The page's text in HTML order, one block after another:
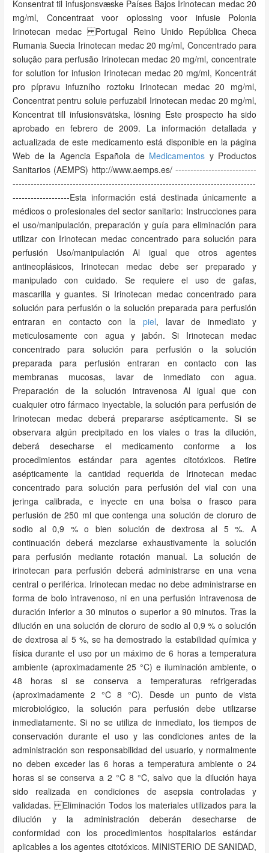
Konsentrat til infusjonsvæske Países Bajos Irinotecan medac 20
mg/ml, Concentraat voor oplossing voor infusie Polonia
Irinotecan medac Portugal Reino Unido República Checa
Rumania Suecia Irinotecan medac 20 mg/ml, Concentrado para
solução para perfusão Irinotecan medac 20 mg/ml, concentrate
for solution for infusion Irinotecan medac 20 mg/ml, Koncentrát
pro pípravu infuzního roztoku Irinotecan medac 20 mg/ml,
Concentrat pentru soluie perfuzabil Irinotecan medac 20 mg/ml,
Koncentrat till infusionsvätska, lösning Este prospecto ha sido
aprobado en febrero de 2009. La información detallada y
actualizada de este medicamento está disponible en la página
Web de la Agencia Española de Medicamentos y Productos
Sanitarios (AEMPS) http://www.aemps.es/ ---------------------------
---------------------------------------------------------------------------------
-------------------Esta información está destinada únicamente a
médicos o profesionales del sector sanitario: Instrucciones para
el uso/manipulación, preparación y guía para eliminación para
utilizar con Irinotecan medac concentrado para solución para
perfusión Uso/manipulación Al igual que otros agentes
antineoplásicos, Irinotecan medac debe ser preparado y
manipulado con cuidado. Se requiere el uso de gafas,
mascarilla y guantes. Si Irinotecan medac concentrado para
solución para perfusión o la solución preparada para perfusión
entraran en contacto con la piel, lavar de inmediato y
meticulosamente con agua y jabón. Si Irinotecan medac
concentrado para solución para perfusión o la solución
preparada para perfusión entraran en contacto con las
membranas mucosas, lavar de inmediato con agua.
Preparación de la solución intravenosa Al igual que con
cualquier otro fármaco inyectable, la solución para perfusión de
Irinotecan medac deberá prepararse asépticamente. Si se
observara algún precipitado en los viales o tras la dilución,
deberá desecharse el medicamento conforme a los
procedimientos estándar para agentes citotóxicos. Retire
asépticamente la cantidad requerida de Irinotecan medac
concentrado para solución para perfusión del vial con una
jeringa calibrada, e inyecte en una bolsa o frasco para
perfusión de 250 ml que contenga una solución de cloruro de
sodio al 0,9 % o bien solución de dextrosa al 5 %. A
continuación deberá mezclarse exhaustivamente la solución
para perfusión mediante rotación manual. La solución de
irinotecan para perfusión deberá administrarse en una vena
central o periférica. Irinotecan medac no debe administrarse en
forma de bolo intravenoso, ni en una perfusión intravenosa de
duración inferior a 30 minutos o superior a 90 minutos. Tras la
dilución en una solución de cloruro de sodio al 0,9 % o solución
de dextrosa al 5 %, se ha demostrado la estabilidad química y
física durante el uso por un máximo de 6 horas a temperatura
ambiente (aproximadamente 25 °C) e iluminación ambiente, o
48 horas si se conserva a temperaturas refrigeradas
(aproximadamente 2 °C 8 °C). Desde un punto de vista
microbiológico, la solución para perfusión debe utilizarse
inmediatamente. Si no se utiliza de inmediato, los tiempos de
conservación durante el uso y las condiciones antes de la
administración son responsabilidad del usuario, y normalmente
no deben exceder las 6 horas a temperatura ambiente o 24
horas si se conserva a 2 °C 8 °C, salvo que la dilución haya
sido realizada en condiciones de asepsia controladas y
validadas. Eliminación Todos los materiales utilizados para la
dilución y la administración deberán desecharse de
conformidad con los procedimientos hospitalarios estándar
aplicables a los agentes citotóxicos. MINISTERIO DE SANIDAD,